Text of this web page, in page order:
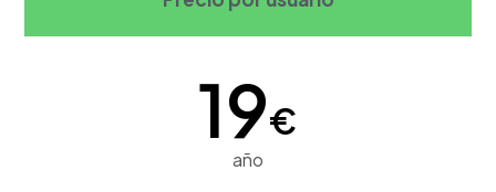
19€
año